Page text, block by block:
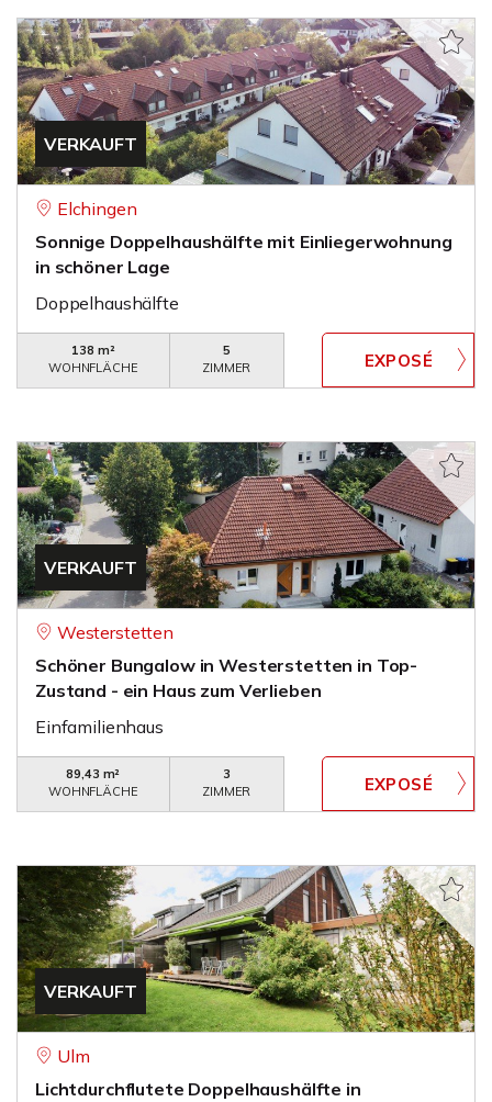
VERKAUFT
Elchingen
Sonnige Doppelhaushälfte mit Einliegerwohnung
in schöner Lage
Doppelhaushälfte
138 m²
WOHNFLÄCHE
5
ZIMMER
VERKAUFT
Westerstetten
Schöner Bungalow in Westerstetten in Top-
Zustand - ein Haus zum Verlieben
Einfamilienhaus
89,43 m²
WOHNFLÄCHE
3
ZIMMER
VERKAUFT
Ulm
Lichtdurchflutete Doppelhaushälfte in